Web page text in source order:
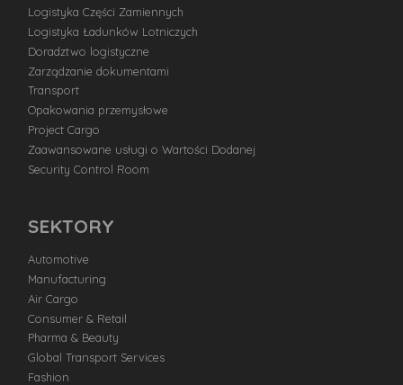
Logistyka Części Zamiennych
Logistyka Ładunków Lotniczych
Doradztwo logistyczne
Zarządzanie dokumentami
Transport
Opakowania przemysłowe
Project Cargo
Zaawansowane usługi o Wartości Dodanej
Security Control Room
SEKTORY
Automotive
Manufacturing
Air Cargo
Consumer & Retail
Pharma & Beauty
Global Transport Services
Fashion